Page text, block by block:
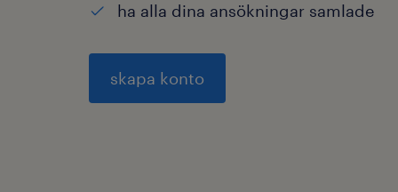
ha alla dina ansökningar samlade
skapa konto